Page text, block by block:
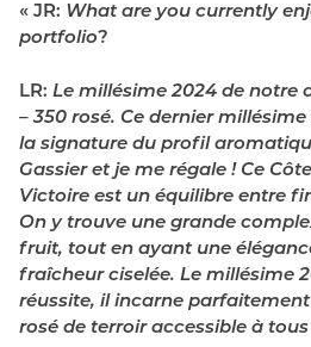
« JR: What are you currently
portfolio?
LR: Le millésime 2024 de notre
– 350 rosé. Ce dernier
la signature du profil
Gassier et je me régale ! Ce
Victoire est un équilibre entre
On y trouve une grande
fruit, tout en ayant une
fraîcheur ciselée. Le millésime
réussite, il incarne
rosé de terroir accessible à